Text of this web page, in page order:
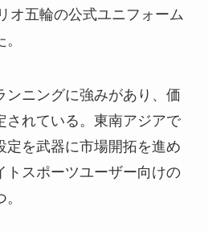
オ五輪の公式ユニフォーム
ンニングに強みがあり、価
されている。東南アジアで
定を武器に市場開拓を進め
トスポーツユーザー向けの